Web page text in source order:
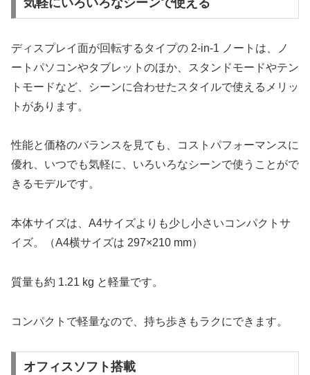
ディスプレイ面が回転するタイプの 2-in-1 ノートは、ノ
ートパソコンやタブレットのほか、スタンドモードやテン
トモードなど、シーンに合わせたスタイルで使えるメリッ
トがあります。
性能と価格のバランスを見ても、コストパフォーマンスに
優れ、いつでも気軽に、いろいろなシーンで使うことがで
きるモデルです。
本体サイズは、A4サイズよりも少し小さいコンパクトサ
イズ。（A4横サイズは 297×210 mm）
質量も約 1.21 kg と軽量です。
コンパクトで軽量なので、持ち歩きもラクにできます。
オフィスソフト搭載